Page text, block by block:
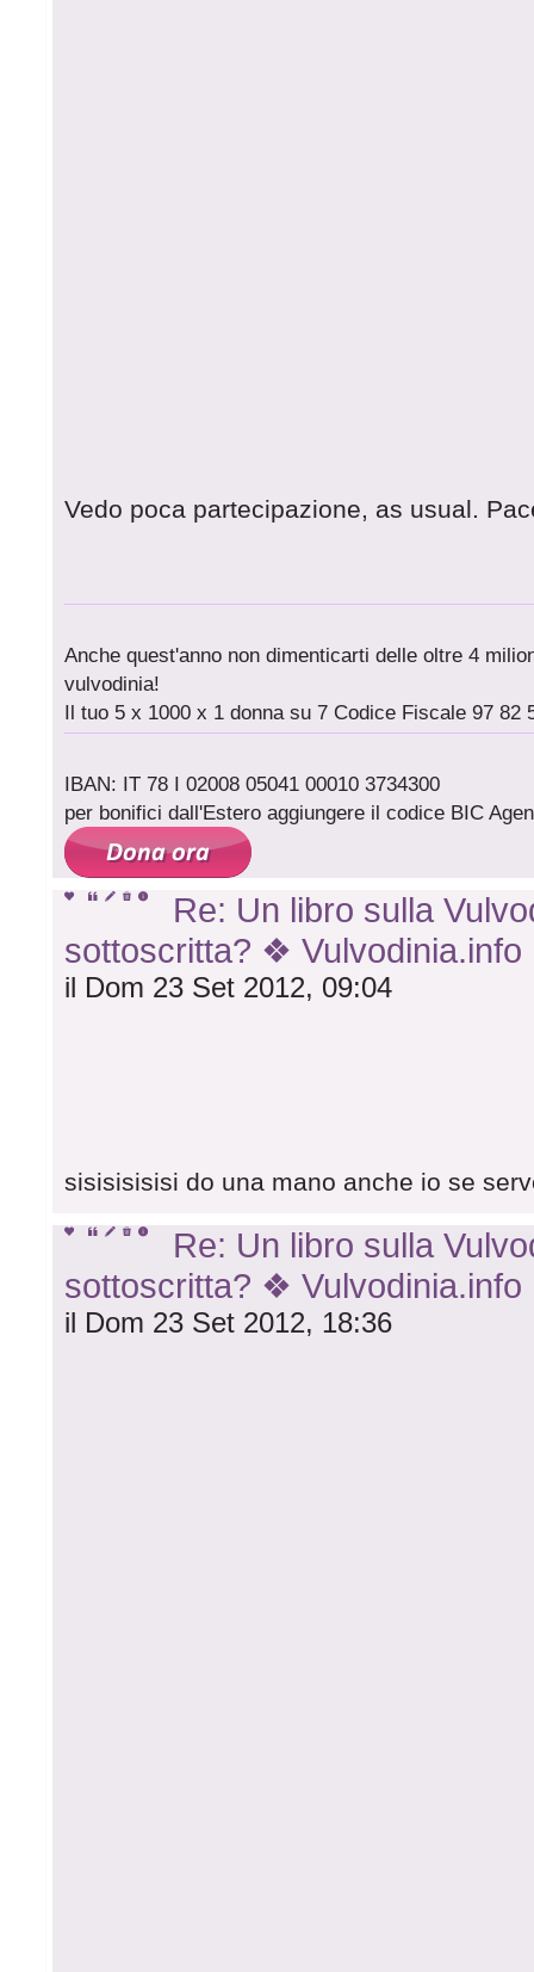
Vedo poca partecipazione, as usual.
Anche quest'anno non dimenticarti delle oltre 4
vulvodinia!
Il tuo 5 x 1000 x 1 donna su 7 Codice Fiscale 97 82
IBAN: IT 78 I 02008 05041 00010 3734300
per bonifici dall'Estero aggiungere il codice BIC
Re: Un libro sulla
sottoscritta? ❖ Vulvodinia.info
il Dom 23 Set 2012, 09:04
sisisisisisi do una mano anche io se
Re: Un libro sulla
sottoscritta? ❖ Vulvodinia.info
il Dom 23 Set 2012, 18:36